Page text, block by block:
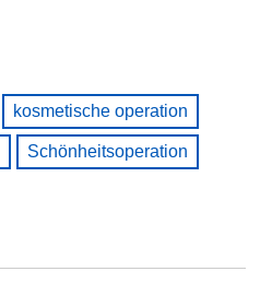
kosmetische operation
Schönheitsoperation